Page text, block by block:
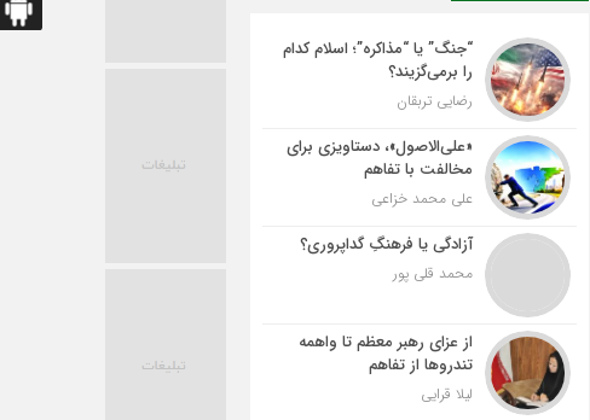
“جنگ” یا “مذاکره”؛ اسلام کدام
را برمی‌گزیند؟
رضایی تربقان
«علی‌الاصول»، دستاویزی برای
مخالفت با تفاهم
علی محمد خزاعی
آزادگی یا فرهنگِ گداپروری؟
محمد قلی پور
از عزای رهبر معظم تا واهمه
تندروها از تفاهم
لیلا قرایی